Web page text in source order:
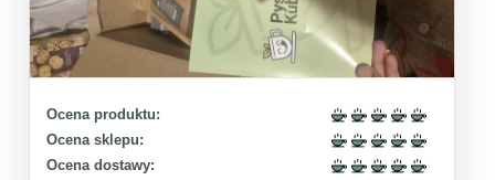
Ocena produktu:
Ocena sklepu:
Ocena dostawy: